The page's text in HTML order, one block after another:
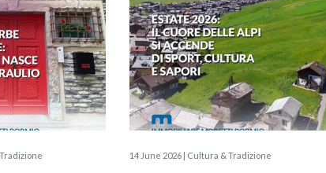
14 June 2026 | Cultura & Tradizione